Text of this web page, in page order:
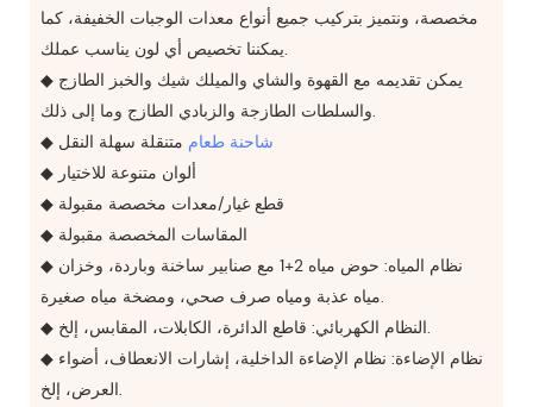
مخصصة، ونتميز بتركيب جميع أنواع معدات الوجبات الخفيفة، كما
يمكننا تخصيص أي لون يناسب عملك.
◆ يمكن تقديمه مع القهوة والشاي والميلك شيك والخبز الطازج
والسلطات الطازجة والزبادي الطازج وما إلى ذلك.
◆
شاحنة طعام متنقلة سهلة النقل
◆ ألوان متنوعة للاختيار
◆ قطع غيار/معدات مخصصة مقبولة
◆ المقاسات المخصصة مقبولة
◆ نظام المياه: حوض مياه 2+1 مع صنابير ساخنة وباردة، وخزان
مياه عذبة ومياه صرف صحي، ومضخة مياه صغيرة.
◆ النظام الكهربائي: قاطع الدائرة، الكابلات، المقابس، إلخ.
◆ نظام الإضاءة: نظام الإضاءة الداخلية، إشارات الانعطاف، أضواء
العرض، إلخ.